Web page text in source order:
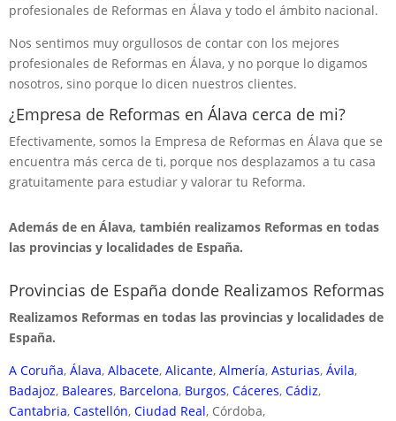
profesionales de Reformas en Álava y todo el ámbito nacional.
Nos sentimos muy orgullosos de contar con los mejores
profesionales de Reformas en Álava, y no porque lo digamos
nosotros, sino porque lo dicen nuestros clientes.
¿Empresa de Reformas en Álava cerca de mi?
Efectivamente, somos la Empresa de Reformas en Álava que se
encuentra más cerca de ti, porque nos desplazamos a tu casa
gratuitamente para estudiar y valorar tu Reforma.
Además de en Álava, también realizamos Reformas en todas
las provincias y localidades de España.
Provincias de España donde Realizamos Reformas
Realizamos Reformas en todas las provincias y localidades de
España.
A Coruña, Álava, Albacete, Alicante, Almería, Asturias, Ávila,
Badajoz, Baleares, Barcelona, Burgos, Cáceres, Cádiz,
Cantabria, Castellón, Ciudad Real, Córdoba,